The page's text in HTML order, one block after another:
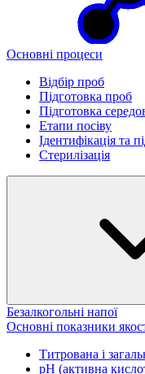
Основні процеси
Відбір проб
Підготовка проб
Підготовка
Етапи посіву
Ідентифікація та
Стерилізація
Безалкогольні напої
Основні показники
Титрована і
рН (активна